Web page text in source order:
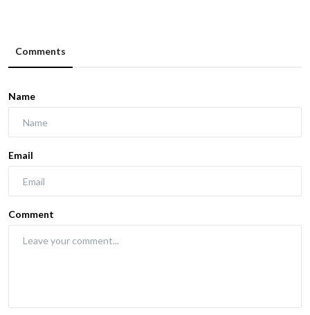
Comments
Name
Email
Comment